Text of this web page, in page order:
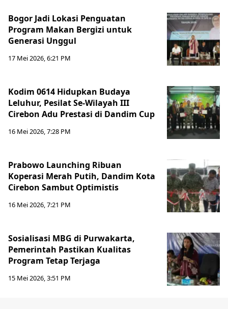
Bogor Jadi Lokasi Penguatan
Program Makan Bergizi untuk
Generasi Unggul
17 Mei 2026, 6:21 PM
Kodim 0614 Hidupkan Budaya
Leluhur, Pesilat Se-Wilayah III
Cirebon Adu Prestasi di Dandim Cup
16 Mei 2026, 7:28 PM
Prabowo Launching Ribuan
Koperasi Merah Putih, Dandim Kota
Cirebon Sambut Optimistis
16 Mei 2026, 7:21 PM
Sosialisasi MBG di Purwakarta,
Pemerintah Pastikan Kualitas
Program Tetap Terjaga
15 Mei 2026, 3:51 PM